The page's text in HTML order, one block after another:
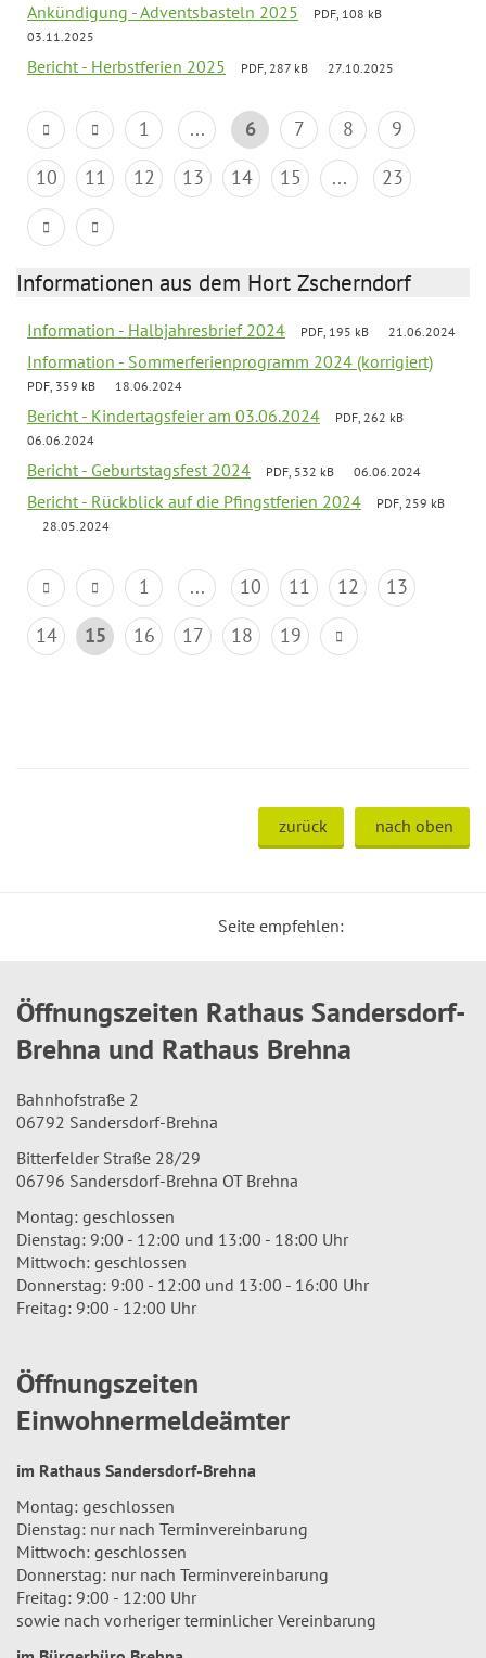
Ankündigung - Adventsbasteln 2025
PDF, 108 kB
03.11.2025
Bericht - Herbstferien 2025 PDF, 287 kB 27.10.2025
1 ... 6 7 8
9
10
11 12 13 14 15 ... 23
Informationen aus dem Hort Zscherndorf
Information - Halbjahresbrief 2024 PDF, 195 kB 21.06.2024
Information - Sommerferienprogramm 2024 (korrigiert)
PDF, 359 kB 18.06.2024
Bericht - Kindertagsfeier am 03.06.2024
PDF, 262 kB
06.06.2024
Bericht - Geburtstagsfest 2024 PDF, 532 kB 06.06.2024
Bericht - Rückblick auf die Pfingstferien 2024
PDF, 259 kB
28.05.2024
1 ... 10 11 12
13
14
15 16 17 18 19
zurück nach oben
Seite empfehlen:
Öffnungszeiten Rathaus Sandersdorf-
Brehna und Rathaus Brehna
Bahnhofstraße 2
06792 Sandersdorf-Brehna
Bitterfelder Straße 28/29
06796 Sandersdorf-Brehna OT Brehna
Montag: geschlossen
Dienstag: 9:00 - 12:00 und 13:00 - 18:00 Uhr
Mittwoch: geschlossen
Donnerstag: 9:00 - 12:00 und 13:00 - 16:00 Uhr
Freitag: 9:00 - 12:00 Uhr
Öffnungszeiten
Einwohnermeldeämter
im Rathaus Sandersdorf-Brehna
Montag: geschlossen
Dienstag: nur nach Terminvereinbarung
Mittwoch: geschlossen
Donnerstag: nur nach Terminvereinbarung
Freitag: 9:00 - 12:00 Uhr
sowie nach vorheriger terminlicher Vereinbarung